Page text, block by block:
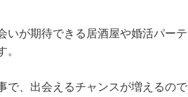
いが期待できる居酒屋や婚活パーテ
。
で、出会えるチャンスが増えるので